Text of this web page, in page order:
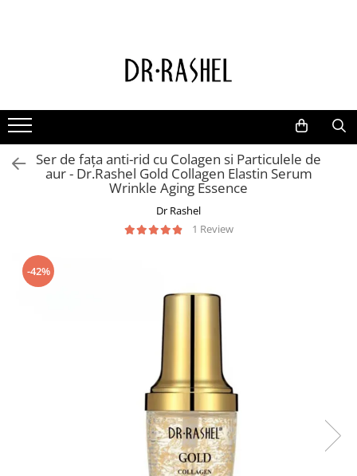
Lotiuni tonice
Creme de zi
Creme de noapte
Colagen
Vitamina c
Retinol
Aloe Vera
Ser de fața anti-rid cu Colagen si Particulele de
aur - Dr.Rashel Gold Collagen Elastin Serum
Wrinkle Aging Essence
Dr Rashel
1 Review
-42%